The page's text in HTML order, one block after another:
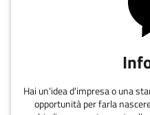
Hai un'idea d'impresa o una
opportunità per farla